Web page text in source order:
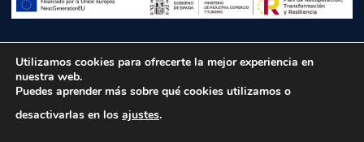
Utilizamos cookies para ofrecerte la mejor experiencia en
nuestra web.
Puedes aprender más sobre qué cookies utilizamos o
desactivarlas en los ajustes.